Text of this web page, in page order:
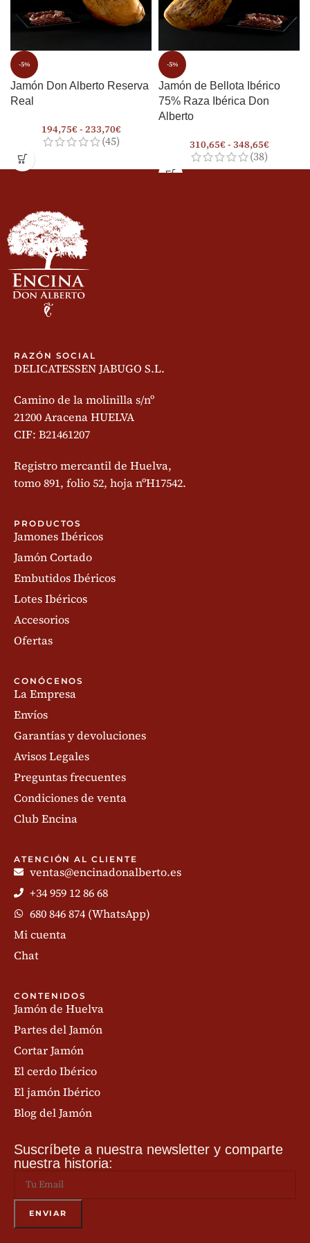
-5%
Jamón Don Alberto Reserva
Real
194,75€ - 233,70€
(45)
-5%
Jamón de Bellota Ibérico
75% Raza Ibérica Don
Alberto
310,65€ - 348,65€
(38)
RAZÓN SOCIAL
DELICATESSEN JABUGO S.L.
Camino de la molinilla s/nº
21200 Aracena HUELVA
CIF: B21461207
Registro mercantil de Huelva,
tomo 891, folio 52, hoja nºH17542.
PRODUCTOS
Jamones Ibéricos
Jamón Cortado
Embutidos Ibéricos
Lotes Ibéricos
Accesorios
Ofertas
CONÓCENOS
La Empresa
Envíos
Garantías y devoluciones
Avisos Legales
Preguntas frecuentes
Condiciones de venta
Club Encina
ATENCIÓN AL CLIENTE
ventas@encinadonalberto.es
+34 959 12 86 68
680 846 874 (WhatsApp)
Mi cuenta
Chat
CONTENIDOS
Jamón de Huelva
Partes del Jamón
Cortar Jamón
El cerdo Ibérico
El jamón Ibérico
Blog del Jamón
Suscríbete a nuestra newsletter y comparte
nuestra historia: